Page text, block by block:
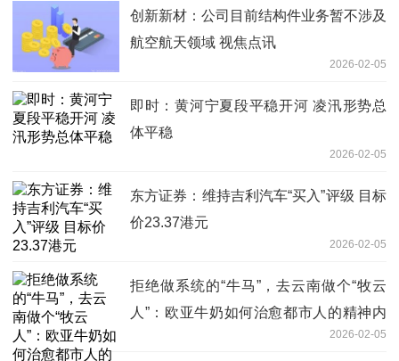
创新新材：公司目前结构件业务暂不涉及
航空航天领域 视焦点讯
2026-02-05
即时：黄河宁夏段平稳开河 凌汛形势总
体平稳
2026-02-05
东方证券：维持吉利汽车“买入”评级 目标
价23.37港元
2026-02-05
拒绝做系统的“牛马”，去云南做个“牧云
人”：欧亚牛奶如何治愈都市人的精神内
2026-02-05